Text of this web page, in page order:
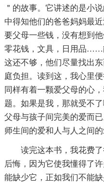
＂的故事。它讲述的是小
中得知他们的爸爸妈妈最
要父母一些钱，没有想到
零花钱，文具，日用品……
这还不够，他们尽量找出
庭负担。读到这，我心里
同样有着一颗爱父母的心
题。如果是我，那就受不
父母与孩子间完美的爱而
师生间的爱和人与人之间
读完这本书，我花费
后悔，因为它使我懂得了
能缺少它，正如我们不能